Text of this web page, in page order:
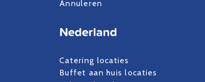
Annuleren
Nederland
Catering locaties
Buffet aan huis locaties